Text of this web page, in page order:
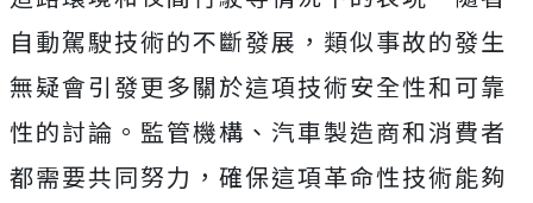
自動駕駛技術的不斷發展，類似事故的發生
無疑會引發更多關於這項技術安全性和可靠
性的討論。監管機構、汽車製造商和消費者
都需要共同努力，確保這項革命性技術能夠